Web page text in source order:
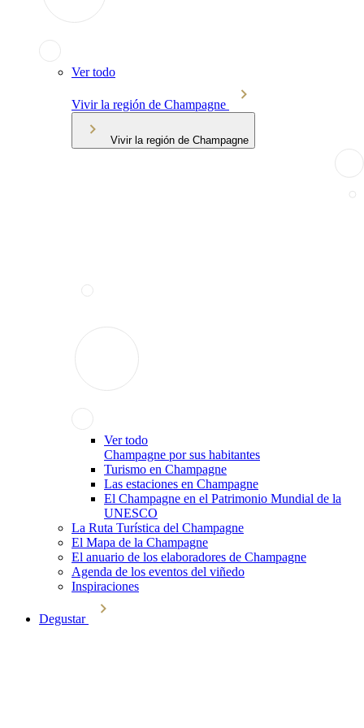
Ver todo
Vivir la región de Champagne
Vivir la región de Champagne
Ver todo
Champagne por sus habitantes
Turismo en Champagne
Las estaciones en Champagne
El Champagne en el Patrimonio Mundial de la
UNESCO
La Ruta Turística del Champagne
El Mapa de la Champagne
El anuario de los elaboradores de Champagne
Agenda de los eventos del viñedo
Inspiraciones
Degustar